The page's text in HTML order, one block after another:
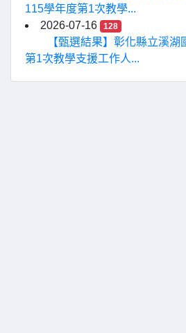
115學年度第1次教學...
2026-07-16
128
【甄選結果】彰化縣立溪
第1次教學支援工作人...